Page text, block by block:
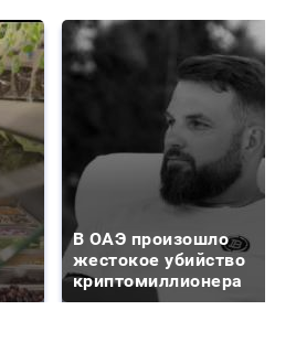
В ОАЭ произошло
жестокое убийство
криптомиллионера